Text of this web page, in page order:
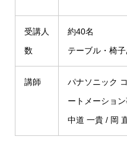
受講人
数
約40名
テーブル・椅子
講師
パナソニック
ートメーショ
中道 一貴 / 岡